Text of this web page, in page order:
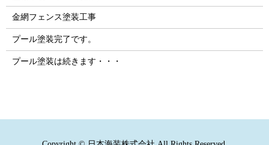
金網フェンス塗装工事
プール塗装完了です。
プール塗装は続きます・・・